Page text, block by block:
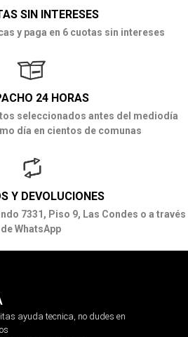
SIN INTERESES
y paga en 6 cuotas sin intereses
24 HORAS
seleccionados antes del mediodía
día en cientos de comunas
Y DEVOLUCIONES
7331, Piso 9, Las Condes o a través
de WhatsApp
ayuda tecnica, no dudes en